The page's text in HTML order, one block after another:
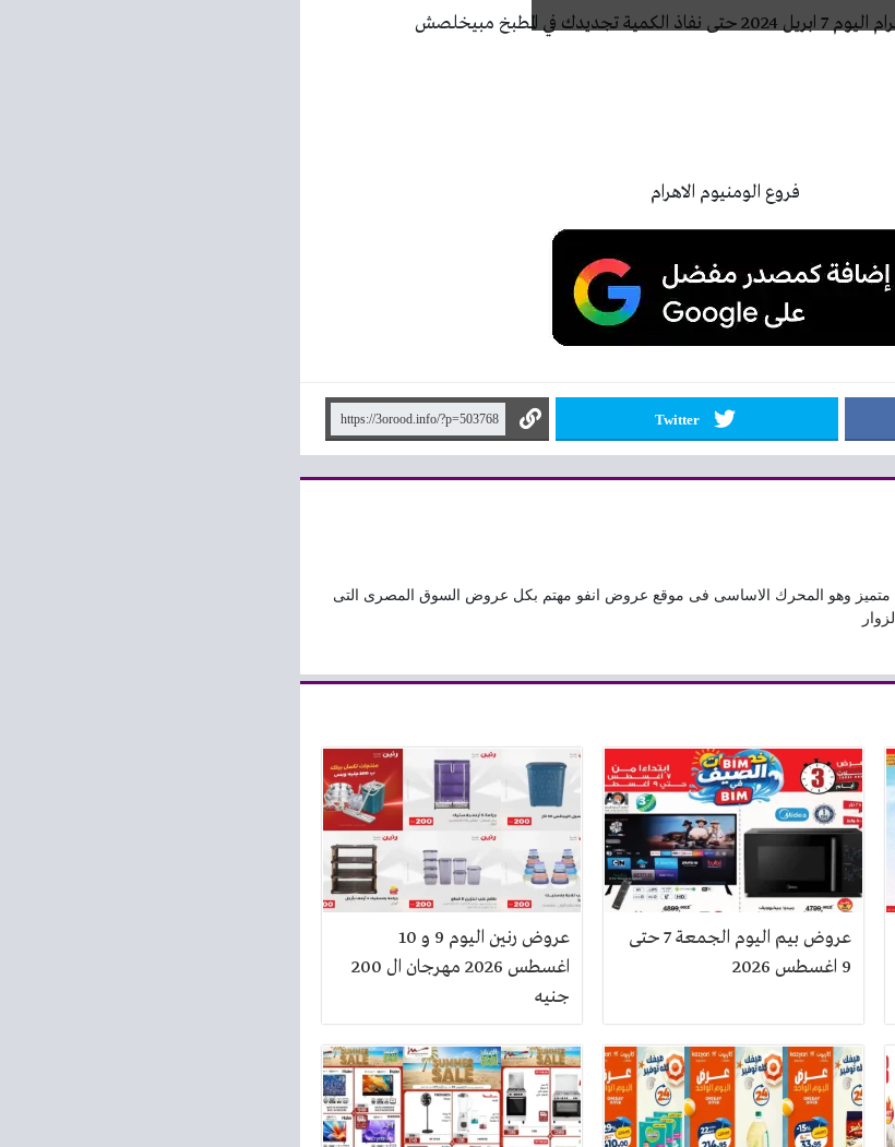
Twitter
وهو المحرك الاساسى فى موقع عروض انفو مهتم بكل عروض السوق المصرى التى
عروض بيم اليوم الجمعة 7 حتى
9 اغسطس 2026
عروض رنين اليوم 9 و 10
اغسطس 2026 مهرجان ال 200
جنيه